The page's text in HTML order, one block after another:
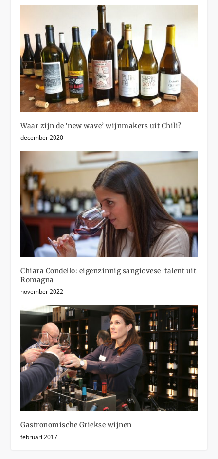
Waar zijn de ‘new wave’ wijnmakers uit Chili?
december 2020
Chiara Condello: eigenzinnig sangiovese-talent uit
Romagna
november 2022
Gastronomische Griekse wijnen
februari 2017